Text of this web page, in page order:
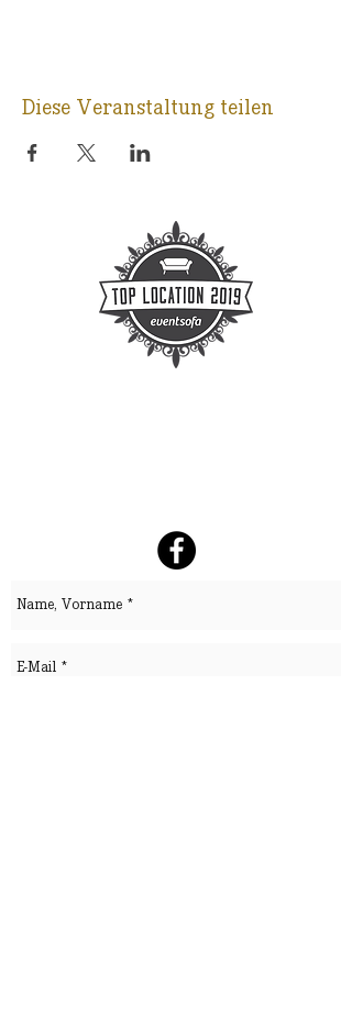
Diese Veranstaltung teilen